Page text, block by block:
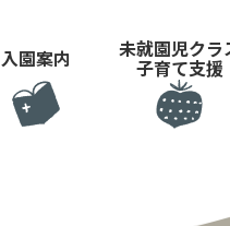
入園案内 未就園児クラ
子育て支援